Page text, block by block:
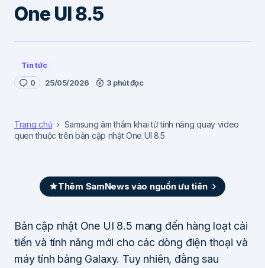
One UI 8.5
Tin tức
0 25/05/2026 3 phút đọc
Trang chủ
Samsung âm thầm khai tử tính năng quay video
quen thuộc trên bản cập nhật One UI 8.5
Thêm SamNews vào nguồn ưu tiên
Bản cập nhật One UI 8.5 mang đến hàng loạt cải
tiến và tính năng mới cho các dòng điện thoại và
máy tính bảng Galaxy. Tuy nhiên, đằng sau